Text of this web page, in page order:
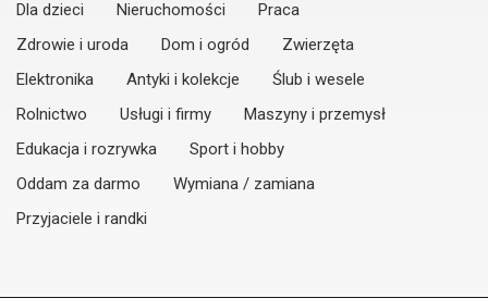
Dla dzieci
Nieruchomości
Praca
Zdrowie i uroda
Dom i ogród
Zwierzęta
Elektronika
Antyki i kolekcje
Ślub i wesele
Rolnictwo
Usługi i firmy
Maszyny i przemysł
Edukacja i rozrywka
Sport i hobby
Oddam za darmo
Wymiana / zamiana
Przyjaciele i randki